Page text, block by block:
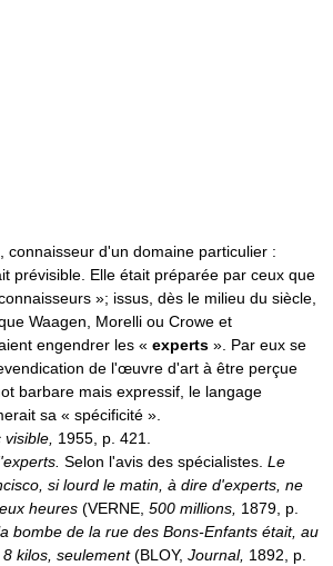
connaisseur d'un domaine particulier :
prévisible. Elle était préparée par ceux que
»; issus, dès le milieu du siècle,
Waagen, Morelli ou Crowe et
engendrer les « experts ». Par eux se
de l'œuvre d'art à être perçue
barbare mais expressif, le langage
sa « spécificité ».
visible, 1955, p. 421.
Selon l'avis des spécialistes. Le
si lourd le matin, à dire d'experts, ne
heures (VERNE, 500 millions, 1879, p.
bombe de la rue des Bons-Enfants était, au
kilos, seulement(BLOY, Journal, 1892, p.